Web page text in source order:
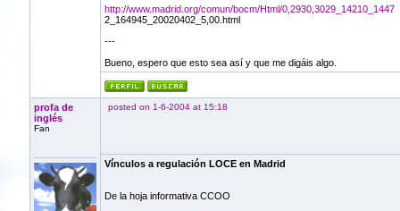
http://www.madrid.org/comun/bocm/Html/0,2930,3029_14210_1447
2_164945_20020402_5,00.html
---
Bueno, espero que esto sea así y que me digáis algo.
profa de
inglés
Fan
posted on 1-6-2004 at 15:18
Vínculos a regulación LOCE en Madrid
De la hoja informativa CCOO